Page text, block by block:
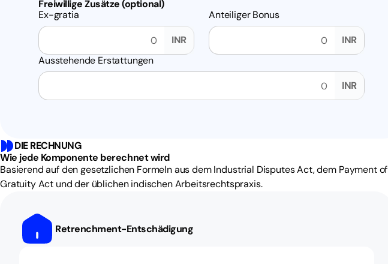
Freiwillige Zusätze (optional)
Ex-gratia
INR
Anteiliger Bonus
INR
Ausstehende Erstattungen
INR
DIE RECHNUNG
Wie jede Komponente berechnet wird
Basierend auf den gesetzlichen Formeln aus dem Industrial Disputes Act, dem Payment of
Gratuity Act und der üblichen indischen Arbeitsrechtspraxis.
Retrenchment-Entschädigung